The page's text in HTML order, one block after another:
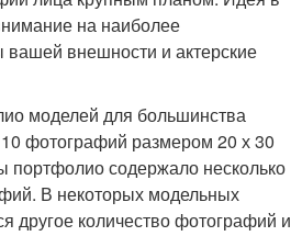
на наиболее
внешности и актерские
моделей для большинства
фотографий размером 20 х 30
портфолио содержало несколько
В некоторых модельных
другое количество фотографий и